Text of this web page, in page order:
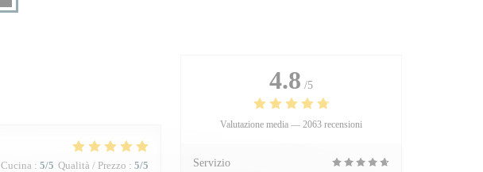
Cucina : 5/5 Qualità / Prezzo : 5/5
4.8 /5
Valutazione media — 2063 recensioni
Servizio